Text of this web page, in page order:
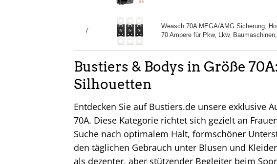
7
Weasch 70A MEGA/AMG Sicherung,
70 Ampere für Pkw, Lkw,
Bustiers & Bodys in Größe
Silhouetten
Entdecken Sie auf Bustiers.de unsere exklusive
70A. Diese Kategorie richtet sich gezielt an
Suche nach optimalem Halt, formschöner
den täglichen Gebrauch unter Blusen und
als dezenter, aber stützender Begleiter beim